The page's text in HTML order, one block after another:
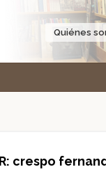
Quiénes
crespo